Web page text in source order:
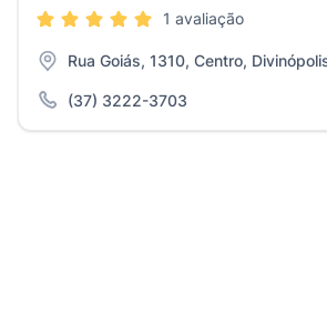
1 avaliação
Rua Goiás, 1310, Centro,
(37) 3222-3703